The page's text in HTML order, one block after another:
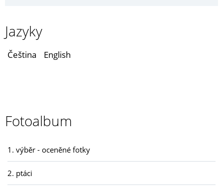
Jazyky
Čeština English
Fotoalbum
1. výběr - oceněné fotky
2. ptáci